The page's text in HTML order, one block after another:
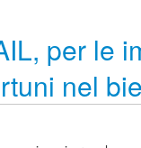
per le
nel